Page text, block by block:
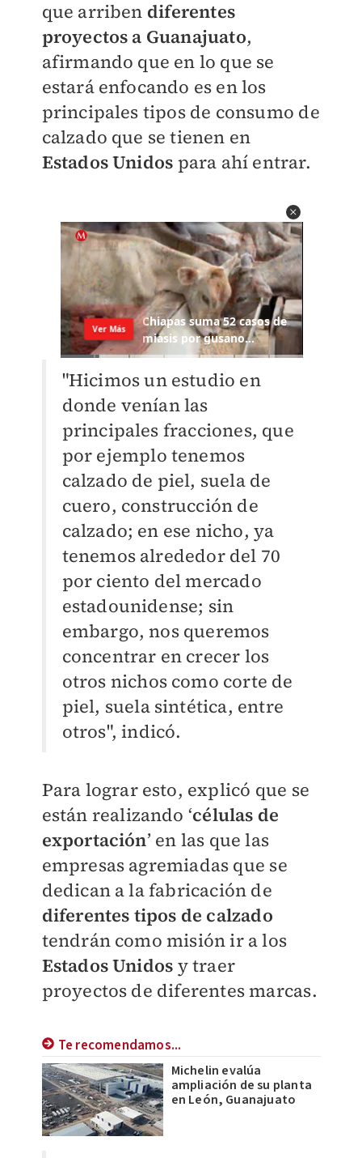
que arriben diferentes
proyectos a Guanajuato,
afirmando que en lo que se
estará enfocando es en los
principales tipos de consumo de
calzado que se tienen en
Estados Unidos para ahí entrar.
"Hicimos un estudio en
donde venían las
principales fracciones, que
por ejemplo tenemos
calzado de piel, suela de
cuero, construcción de
calzado; en ese nicho, ya
tenemos alrededor del 70
por ciento del mercado
estadounidense; sin
embargo, nos queremos
concentrar en crecer los
otros nichos como corte de
piel, suela sintética, entre
otros", indicó.
Para lograr esto, explicó que se
están realizando ‘células de
exportación’ en las que las
empresas agremiadas que se
dedican a la fabricación de
diferentes tipos de calzado
tendrán como misión ir a los
Estados Unidos y traer
proyectos de diferentes marcas.
Te recomendamos...
Michelin evalúa
ampliación de su planta
en León, Guanajuato